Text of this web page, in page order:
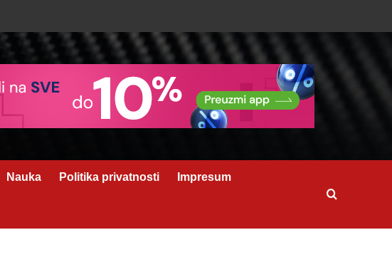
Nauka Politika privatnosti Impresum